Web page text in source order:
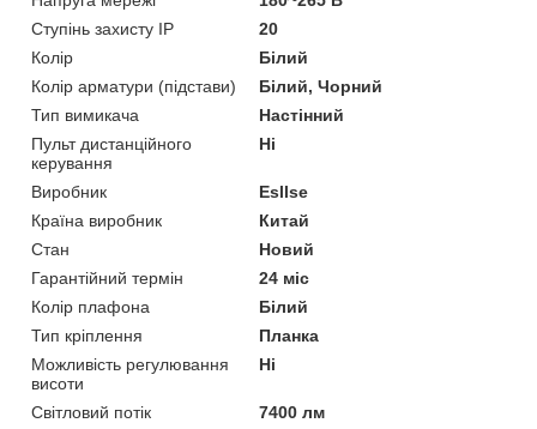
Ступінь захисту IP
20
Колір
Білий
Колір арматури (підстави)
Білий, Чорний
Тип вимикача
Настінний
Пульт дистанційного
керування
Ні
Виробник
Esllse
Країна виробник
Китай
Стан
Новий
Гарантійний термін
24 міс
Колір плафона
Білий
Тип кріплення
Планка
Можливість регулювання
висоти
Ні
Світловий потік
7400 лм